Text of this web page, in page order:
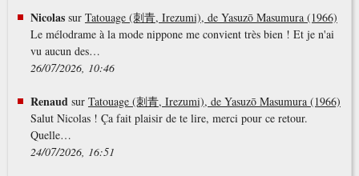
Nicolassur Tatouage (刺青, Irezumi), de Yasuzō Masumura (1966)
Le mélodrame à la mode nippone me convient très bien ! Et je n'ai
vu aucun des…
26/07/2026, 10:46
Renaudsur Tatouage (刺青, Irezumi), de Yasuzō Masumura (1966)
Salut Nicolas ! Ça fait plaisir de te lire, merci pour ce retour.
Quelle…
24/07/2026, 16:51